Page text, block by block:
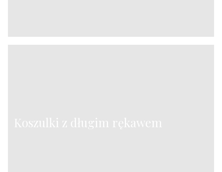
Koszulki z długim rękawem